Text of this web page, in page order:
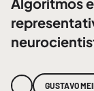
GUSTAVO